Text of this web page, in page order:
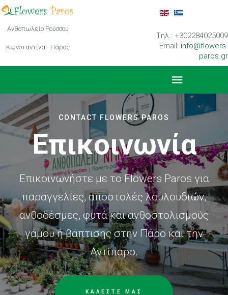
Ανθοπωλείο Ρούσσου
Κωνσταντίνα - Πάρος
Tηλ.: +302284025009
Email: info@flowers-
paros.gr
CONTACT FLOWERS PAROS
Επικοινωνία
Επικοινωνήστε με το Flowers Paros για
παραγγελίες, αποστολές λουλουδιών,
ανθοδέσμες, φυτά και ανθοστολισμούς
γάμου ή βάπτισης στην Πάρο και την
Αντίπαρο.
ΚΑΛΕΣΤΕ ΜΑΣ